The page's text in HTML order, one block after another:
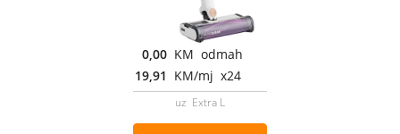
0,00 KM odmah
19,91 KM/mj x24
uz Extra L